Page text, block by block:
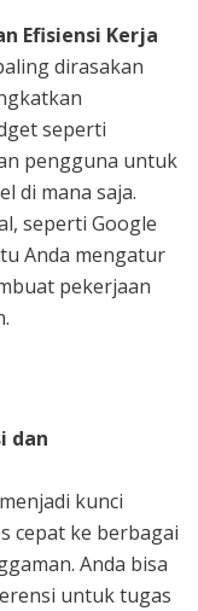
Efisiensi Kerja
dirasakan
seperti
pengguna untuk
di mana saja.
seperti Google
Anda mengatur
pekerjaan
dan
kunci
cepat ke berbagai
Anda bisa
untuk tugas